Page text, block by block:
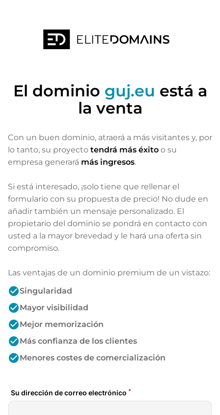
El dominio guj.eu está a
la venta
Con un buen dominio, atraerá a más visitantes y, por
lo tanto, su proyecto tendrá más éxito o su
empresa generará más ingresos.
Si está interesado, ¡solo tiene que rellenar el
formulario con su propuesta de precio! No dude en
añadir también un mensaje personalizado. El
propietario del dominio se pondrá en contacto con
usted a la mayor brevedad y le hará una oferta sin
compromiso.
Las ventajas de un dominio premium de un vistazo:
check_circleSingularidad
check_circleMayor visibilidad
check_circleMejor memorización
check_circleMás confianza de los clientes
check_circleMenores costes de comercialización